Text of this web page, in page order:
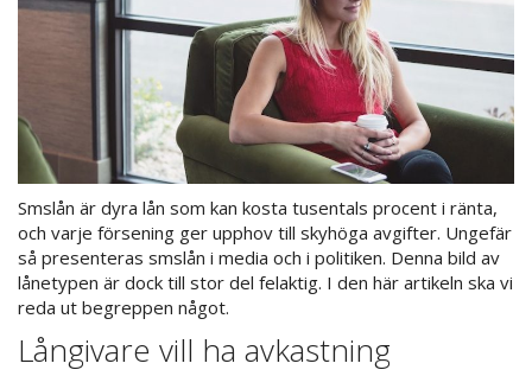
Smslån är dyra lån som kan kosta tusentals procent i ränta,
och varje försening ger upphov till skyhöga avgifter. Ungefär
så presenteras smslån i media och i politiken. Denna bild av
lånetypen är dock till stor del felaktig. I den här artikeln ska vi
reda ut begreppen något.
Långivare vill ha avkastning